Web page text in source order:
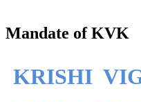
Mandate of KVK
KRISHI